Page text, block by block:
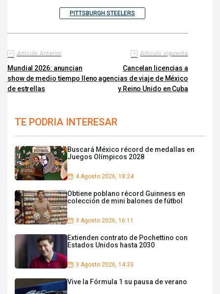
PITTSBURGH STEELERS
Artículo Anterior
Mundial 2026: anuncian
show de medio tiempo lleno
de estrellas
Artículo siguiente
Cancelan licencias a
agencias de viaje de México
y Reino Unido en Cuba
TE PODRIA INTERESAR
Buscará México récord de medallas en
Juegos Olímpicos 2028
4 Agosto 2026, 18:24
Obtiene poblano récord Guinness en
colección de mini balones de fútbol
3 Agosto 2026, 16:11
Extienden contrato de Pochettino con
Estados Unidos hasta 2030
3 Agosto 2026, 14:33
Vive la Fórmula 1 su pausa de verano